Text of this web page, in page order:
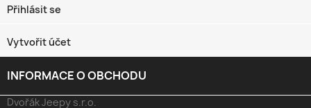
Přihlásit se
Vytvořit účet
INFORMACE O OBCHODU
Dvořák Jeepy s.r.o.